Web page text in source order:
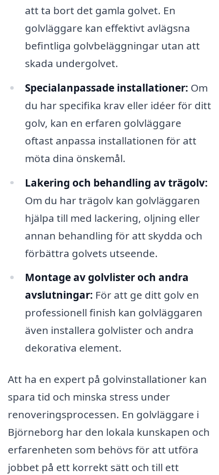
att ta bort det gamla golvet. En
golvläggare kan effektivt avlägsna
befintliga golvbeläggningar utan att
skada undergolvet.
Specialanpassade installationer: Om
du har specifika krav eller idéer för ditt
golv, kan en erfaren golvläggare
oftast anpassa installationen för att
möta dina önskemål.
Lakering och behandling av trägolv:
Om du har trägolv kan golvläggaren
hjälpa till med lackering, oljning eller
annan behandling för att skydda och
förbättra golvets utseende.
Montage av golvlister och andra
avslutningar: För att ge ditt golv en
professionell finish kan golvläggaren
även installera golvlister och andra
dekorativa element.
Att ha en expert på golvinstallationer kan
spara tid och minska stress under
renoveringsprocessen. En golvläggare i
Björneborg har den lokala kunskapen och
erfarenheten som behövs för att utföra
jobbet på ett korrekt sätt och till ett